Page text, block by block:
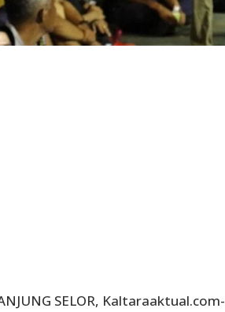
SELOR, Kaltaraaktual.com-